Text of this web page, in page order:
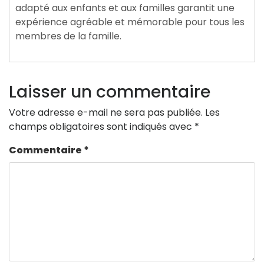
adapté aux enfants et aux familles garantit une
expérience agréable et mémorable pour tous les
membres de la famille.
Laisser un commentaire
Votre adresse e-mail ne sera pas publiée. Les
champs obligatoires sont indiqués avec *
Commentaire *